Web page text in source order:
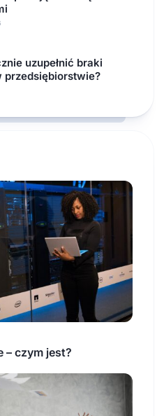
uzupełnić braki
przedsiębiorstwie?
– czym jest?